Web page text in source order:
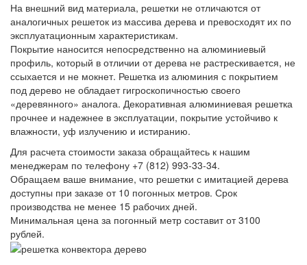
На внешний вид материала, решетки не отличаются от
аналогичных решеток из массива дерева и превосходят их по
эксплуатационным характеристикам.
Покрытие наносится непосредственно на алюминиевый
профиль, который в отличии от дерева не растрескивается, не
ссыхается и не мокнет. Решетка из алюминия с покрытием
под дерево не обладает гигроскопичностью своего
«деревянного» аналога. Декоративная алюминиевая решетка
прочнее и надежнее в эксплуатации, покрытие устойчиво к
влажности, уф излучению и истиранию.
Для расчета стоимости заказа обращайтесь к нашим
менеджерам по телефону +7 (812) 993-33-34.
Обращаем ваше внимание, что решетки с имитацией дерева
доступны при заказе от 10 погонных метров. Срок
производства не менее 15 рабочих дней.
Минимальная цена за погонный метр составит от 3100
рублей.